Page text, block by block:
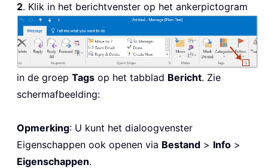
2. Klik in het berichtvenster op het ankerpictogram
in de groep Tags op het tabblad Bericht. Zie
schermafbeelding:
Opmerking: U kunt het dialoogvenster
Eigenschappen ook openen via Bestand > Info >
Eigenschappen.